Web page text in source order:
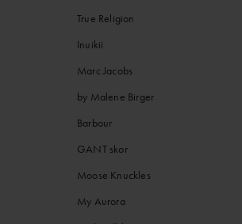
True Religion
Inuikii
Marc Jacobs
by Malene Birger
Barbour
GANT skor
Moose Knuckles
My Aurora